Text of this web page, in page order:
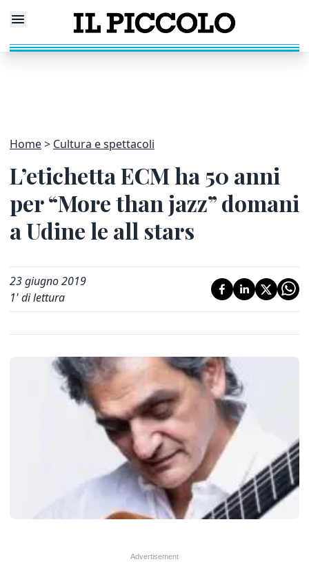
Home Cultura e spettacoli
L’etichetta ECM ha 50 anni
per “More than jazz” domani
a Udine le all stars
23 giugno 2019
1' di lettura